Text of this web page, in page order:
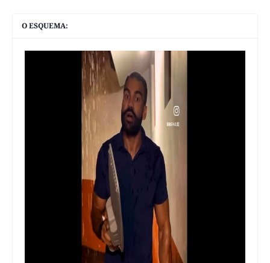
O ESQUEMA: